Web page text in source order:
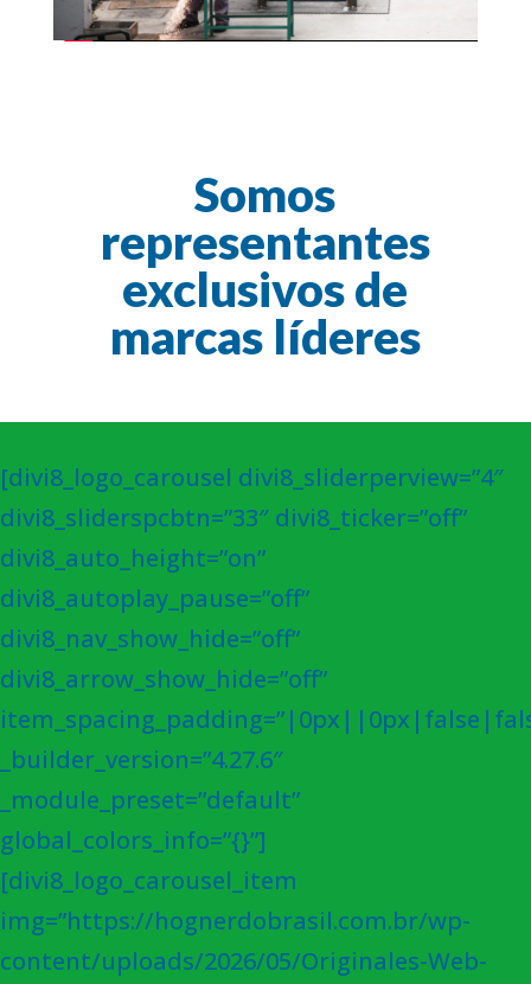
Somos
representantes
exclusivos de
marcas líderes
[divi8_logo_carousel divi8_sliderperview=”4″
divi8_sliderspcbtn=”33″ divi8_ticker=”off”
divi8_auto_height=”on”
divi8_autoplay_pause=”off”
divi8_nav_show_hide=”off”
divi8_arrow_show_hide=”off”
_builder_version=”4.27.6″
_module_preset=”default”
global_colors_info=”{}”]
[divi8_logo_carousel_item
img=”https://hognerdobrasil.com.br/wp-
content/uploads/2026/05/Originales-Web-